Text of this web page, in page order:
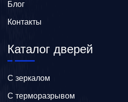
Блог
Контакты
Каталог дверей
C зеркалом
C терморазрывом